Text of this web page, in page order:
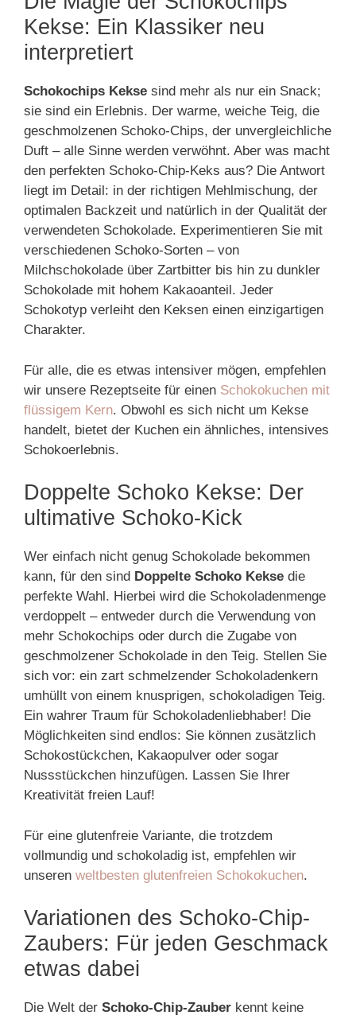
Kekse: Ein Klassiker neu
interpretiert
Schokochips Kekse sind mehr als nur ein Snack;
sie sind ein Erlebnis. Der warme, weiche Teig, die
geschmolzenen Schoko-Chips, der unvergleichliche
Duft – alle Sinne werden verwöhnt. Aber was macht
den perfekten Schoko-Chip-Keks aus? Die Antwort
liegt im Detail: in der richtigen Mehlmischung, der
optimalen Backzeit und natürlich in der Qualität der
verwendeten Schokolade. Experimentieren Sie mit
verschiedenen Schoko-Sorten – von
Milchschokolade über Zartbitter bis hin zu dunkler
Schokolade mit hohem Kakaoanteil. Jeder
Schokotyp verleiht den Keksen einen einzigartigen
Charakter.
Für alle, die es etwas intensiver mögen, empfehlen
wir unsere Rezeptseite für einen Schokokuchen mit
flüssigem Kern. Obwohl es sich nicht um Kekse
handelt, bietet der Kuchen ein ähnliches, intensives
Schokoerlebnis.
Doppelte Schoko Kekse: Der
ultimative Schoko-Kick
Wer einfach nicht genug Schokolade bekommen
kann, für den sind Doppelte Schoko Kekse die
perfekte Wahl. Hierbei wird die Schokoladenmenge
verdoppelt – entweder durch die Verwendung von
mehr Schokochips oder durch die Zugabe von
geschmolzener Schokolade in den Teig. Stellen Sie
sich vor: ein zart schmelzender Schokoladenkern
umhüllt von einem knusprigen, schokoladigen Teig.
Ein wahrer Traum für Schokoladenliebhaber! Die
Möglichkeiten sind endlos: Sie können zusätzlich
Schokostückchen, Kakaopulver oder sogar
Nussstückchen hinzufügen. Lassen Sie Ihrer
Kreativität freien Lauf!
Für eine glutenfreie Variante, die trotzdem
vollmundig und schokoladig ist, empfehlen wir
unseren weltbesten glutenfreien Schokokuchen.
Variationen des Schoko-Chip-
Zaubers: Für jeden Geschmack
etwas dabei
Die Welt der Schoko-Chip-Zauber kennt keine